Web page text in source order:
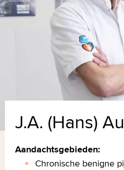
Naar
MijnASz
J.A. (Hans)
Aandachtsgebieden:
Chronische benigne